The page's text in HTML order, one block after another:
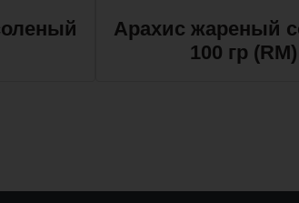
Арахис жареный
100 гр (RM)